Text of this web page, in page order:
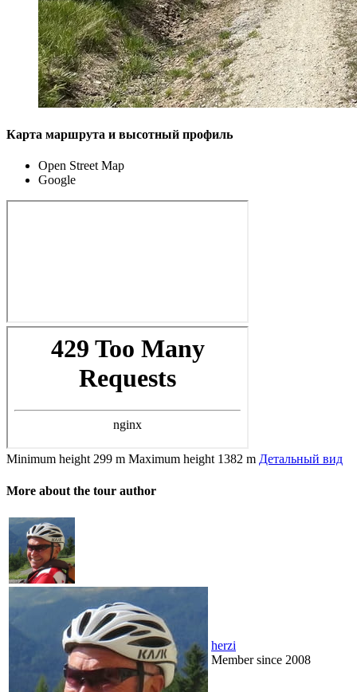
Карта маршрута и высотный профиль
Open Street Map
Google
Minimum height 299 m Maximum height 1382 m Детальный вид
More about the tour author
herzi
Member since 2008